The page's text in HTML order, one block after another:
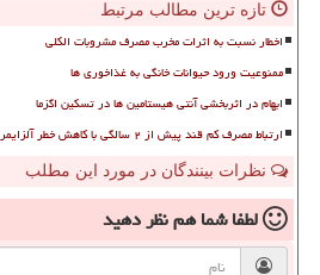
تازه ترین مطالب مرتبط
اخطار نسبت به اثرات مخرب مصرف مشروبات الکلی
ممنوعیت ورود حیوانات خانگی به غذاخوری ها
ابهام در اثربخشی آنتی هیستامین ها در تسکین اگزما
ارتباط مصرف کم قند پیش از ۲ سالگی با کاهش خطر آلزایمر
نظرات بینندگان در مورد این مطلب
لطفا شما همنظر دهید